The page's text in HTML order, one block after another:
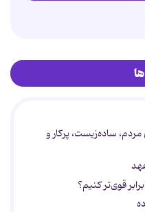
ساده‌زیست، پرکار و